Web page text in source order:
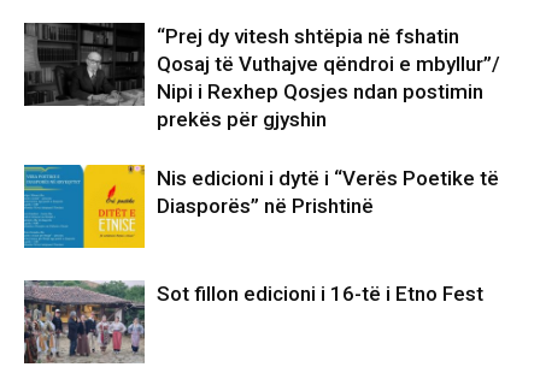
“Prej dy vitesh shtëpia në fshatin
Qosaj të Vuthajve qëndroi e mbyllur”/
Nipi i Rexhep Qosjes ndan postimin
prekës për gjyshin
Nis edicioni i dytë i “Verës Poetike të
Diasporës” në Prishtinë
Sot fillon edicioni i 16-të i Etno Fest